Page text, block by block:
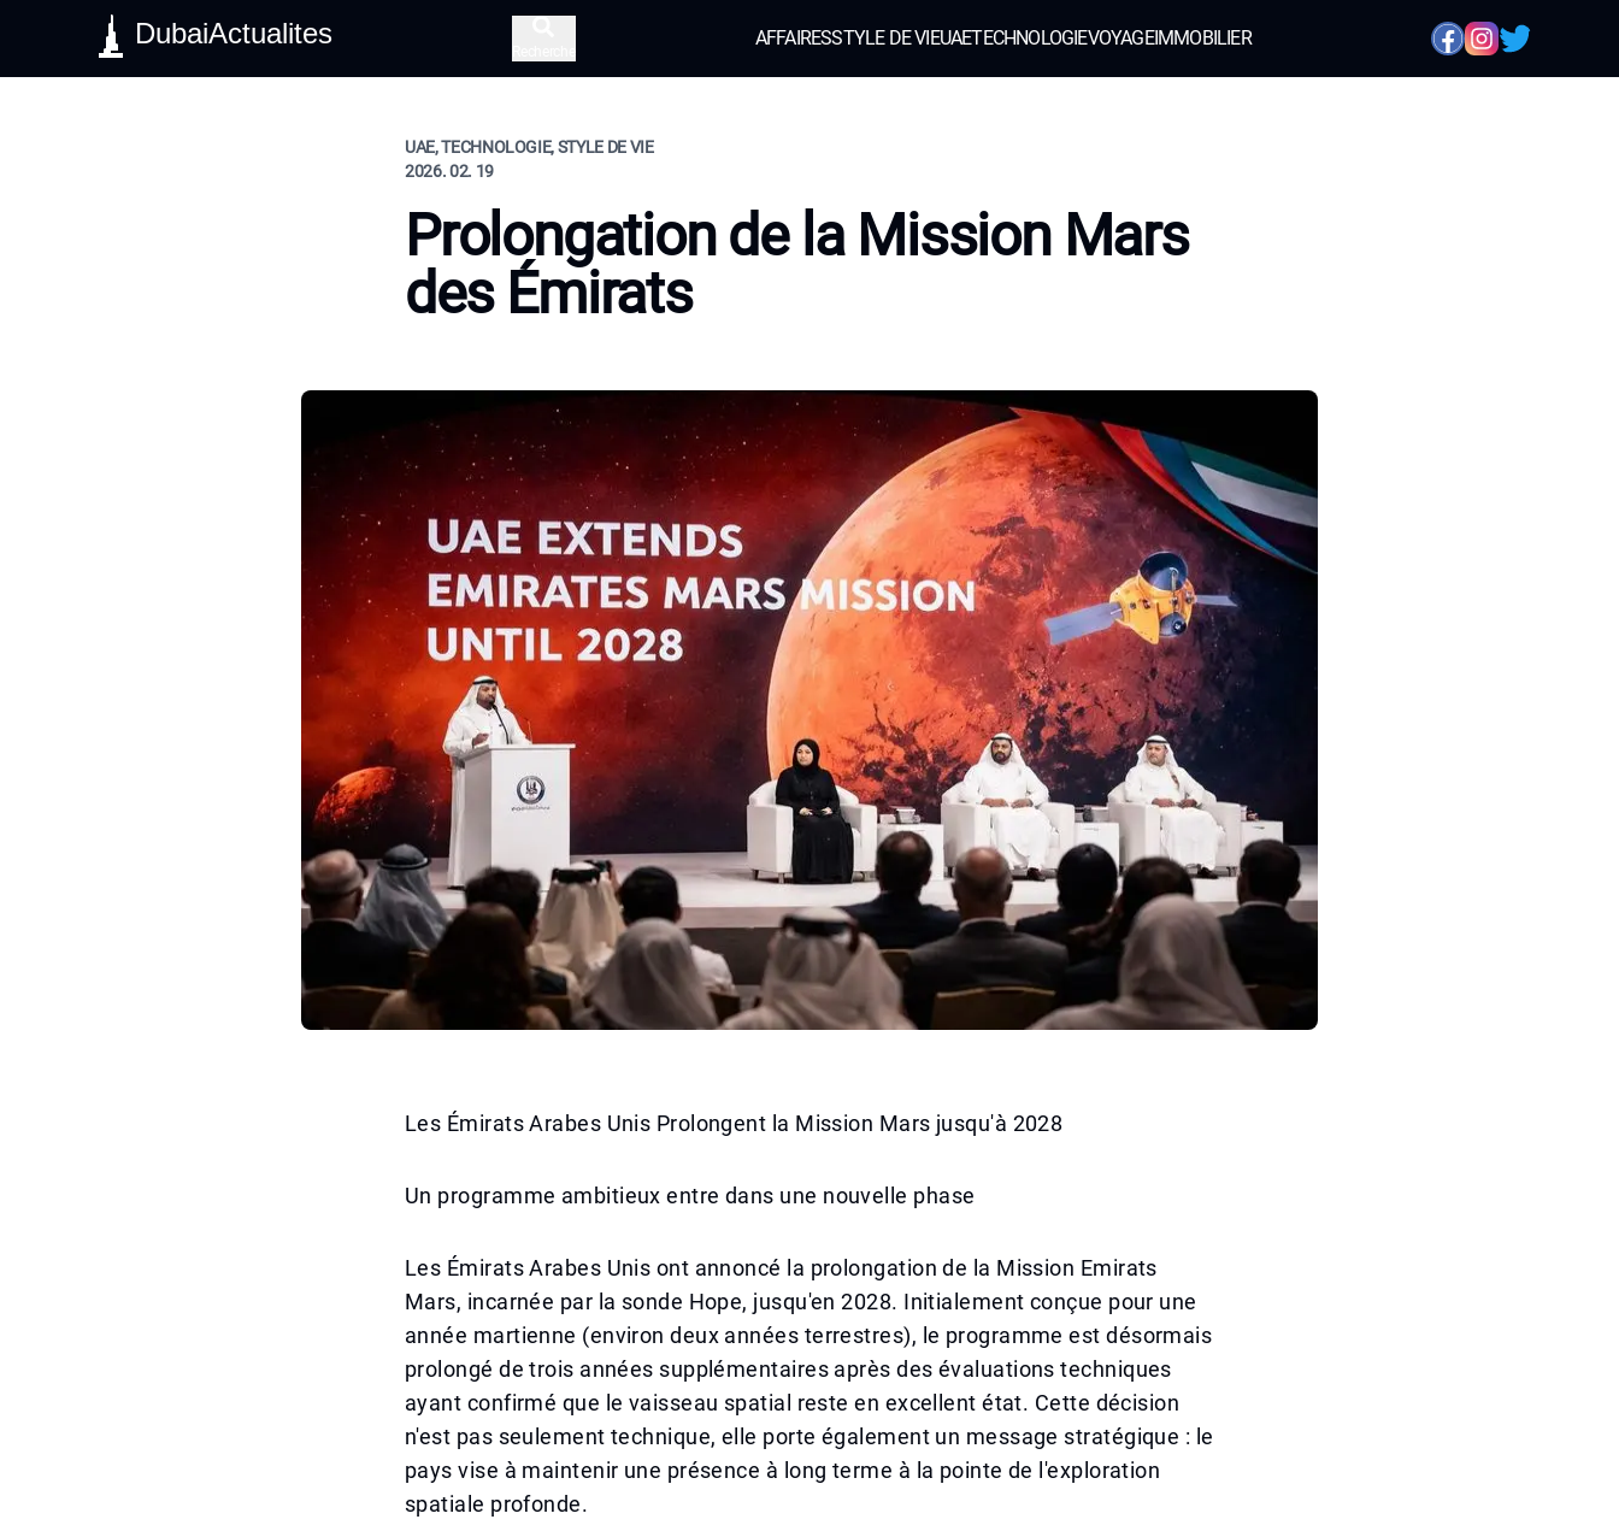
DubaiActualites AFFAIRESSTYLE DE VIEUAETECHNOLOGIEVOYAGEIMMOBILIER
UAE, TECHNOLOGIE, STYLE DE VIE
2026. 02. 19
Prolongation de la Mission Mars
des Émirats
Les Émirats Arabes Unis Prolongent la Mission Mars jusqu'à 2028
Un programme ambitieux entre dans une nouvelle phase
Les Émirats Arabes Unis ont annoncé la prolongation de la Mission Emirats
Mars, incarnée par la sonde Hope, jusqu'en 2028. Initialement conçue pour une
année martienne (environ deux années terrestres), le programme est désormais
prolongé de trois années supplémentaires après des évaluations techniques
ayant confirmé que le vaisseau spatial reste en excellent état. Cette décision
n'est pas seulement technique, elle porte également un message stratégique : le
pays vise à maintenir une présence à long terme à la pointe de l'exploration
spatiale profonde.